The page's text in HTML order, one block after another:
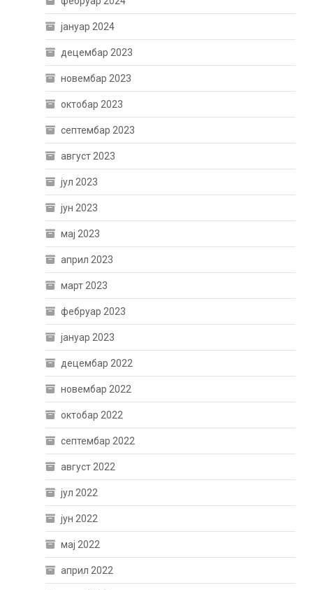
јануар 2024
децембар 2023
новембар 2023
октобар 2023
септембар 2023
август 2023
јул 2023
јун 2023
мај 2023
април 2023
март 2023
фебруар 2023
јануар 2023
децембар 2022
новембар 2022
октобар 2022
септембар 2022
август 2022
јул 2022
јун 2022
мај 2022
април 2022